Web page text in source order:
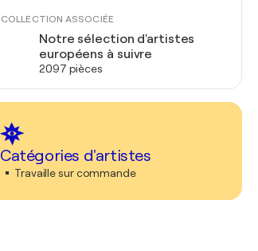
COLLECTION ASSOCIÉE
Notre sélection d'artistes
européens à suivre
2097 pièces
Catégories d'artistes
Travaille sur commande